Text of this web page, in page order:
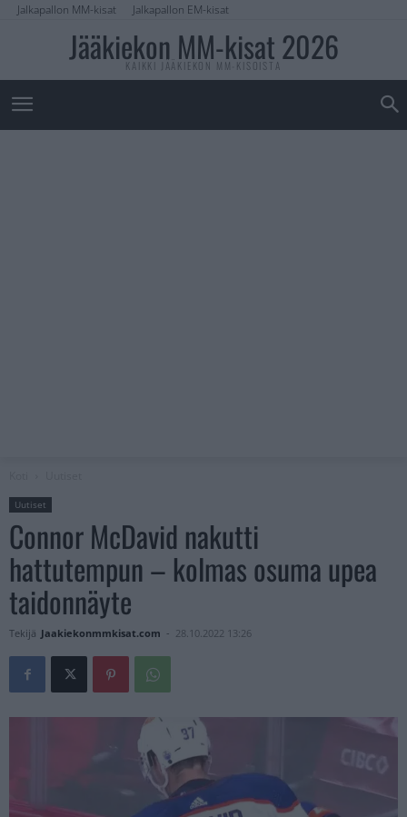
Jalkapallon MM-kisat Jalkapallon EM-kisat
Jääkiekon MM-kisat 2026
KAIKKI JÄÄKIEKON MM-KISOISTA
Uutiset
Connor McDavid nakutti
hattutempun – kolmas osuma upea
taidonnäyte
Tekijä Jaakiekonmmkisat.com - 28.10.2022 13:26